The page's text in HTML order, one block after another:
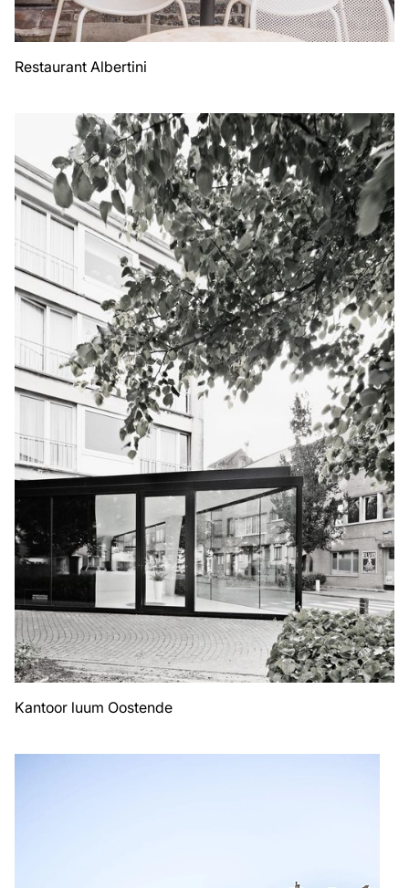
Restaurant Albertini
Kantoor luum Oostende